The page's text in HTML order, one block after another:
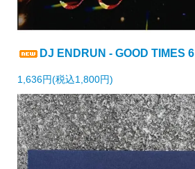
DJ ENDRUN - GOOD TIMES 6
1,636円(税込1,800円)